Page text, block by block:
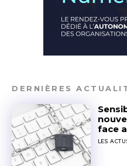
DERNIÈRES
face
LES